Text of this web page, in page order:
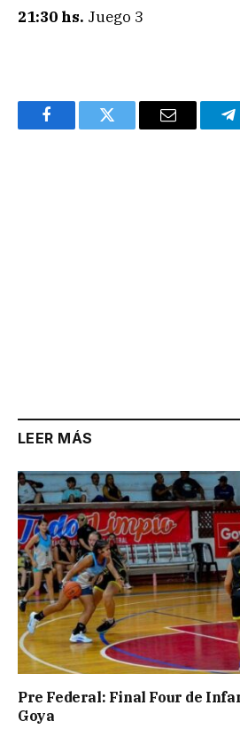
21:30 hs. Juego 3
FacebookTwitter Email
LEER MÁS
Pre Federal: Final Four de
Goya